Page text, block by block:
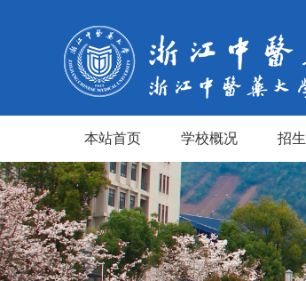
本站首页 学校概况 招